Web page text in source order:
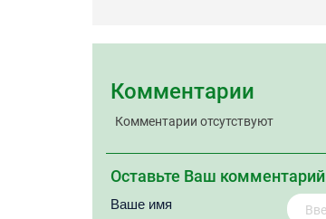
Комментарии
Комментарии отсутствуют
Оставьте Ваш комментарий
Ваше имя